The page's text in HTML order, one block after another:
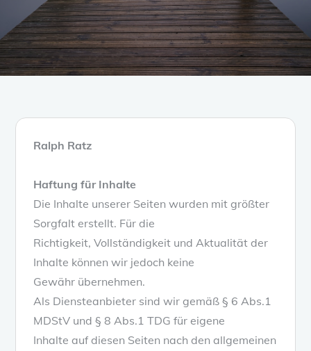
Ralph Ratz
Haftung für Inhalte
Die Inhalte unserer Seiten wurden mit größter
Sorgfalt erstellt. Für die
Richtigkeit, Vollständigkeit und Aktualität der
Inhalte können wir jedoch keine
Gewähr übernehmen.
Als Diensteanbieter sind wir gemäß § 6 Abs.1
MDStV und § 8 Abs.1 TDG für eigene
Inhalte auf diesen Seiten nach den allgemeinen